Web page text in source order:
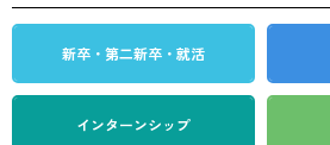
新卒・第二新卒・就活
インターンシップ